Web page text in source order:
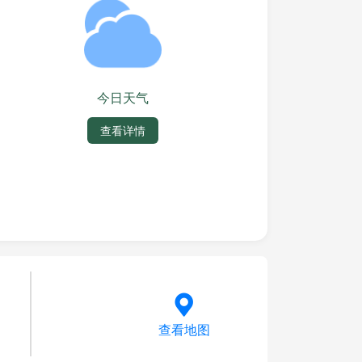
今日天气
查看详情
查看地图